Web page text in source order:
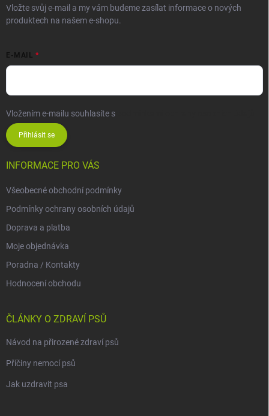
Vložte svůj e-mail a my vám budeme zasílat informace o nových
produktech na našem e-shopu.
E-MAIL
Vložením e-mailu souhlasíte s
Přihlásit se
INFORMACE PRO VÁS
Všeobecné obchodní podmínky
Podmínky ochrany osobních údajů
Doprava a platba
Moje objednávka
Poradna / Kontakty
Hodnocení obchodu
ČLÁNKY O ZDRAVÍ PSŮ
Návod na přirozené zdraví psů
Příčiny nemocí psů
Jak uzdravit psa